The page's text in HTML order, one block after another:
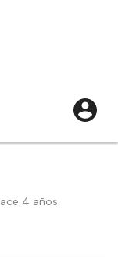
4 años